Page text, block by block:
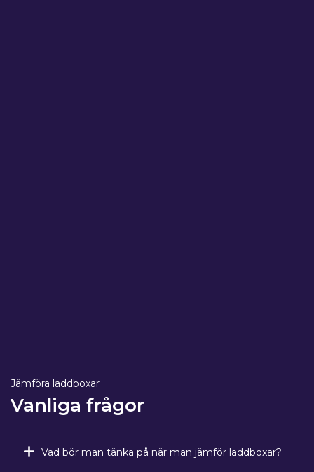
Jämföra laddboxar
Vanliga frågor
Vad bör man tänka på när man jämför laddboxar?